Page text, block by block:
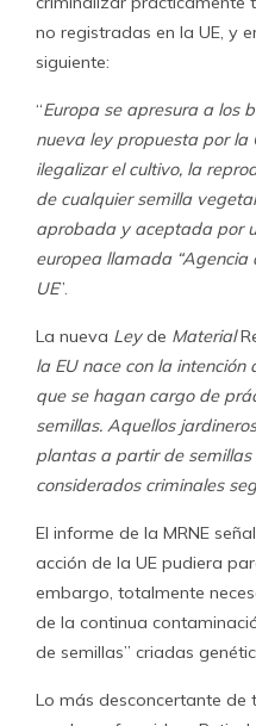
no registradas en la UE, y
siguiente:
“Europa se apresura a los
nueva ley propuesta por la
ilegalizar el cultivo, la
de cualquier semilla
aprobada y aceptada por
europea llamada
UE”.
La nueva Leyde Material
la EU nace con la intención
que se hagan cargo de
semillas. Aquellos
plantas a partir de
considerados criminales
El informe de la MRNE
acción de la UE pudiera
embargo, totalmente
de la continua
de semillas” criadas
Lo más desconcertante de